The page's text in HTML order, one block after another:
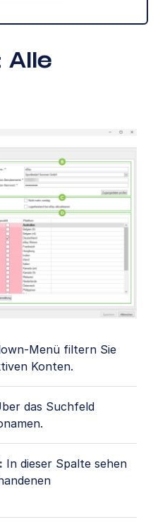
Alle
Menü filtern Sie
Konten.
das Suchfeld
In dieser Spalte sehen